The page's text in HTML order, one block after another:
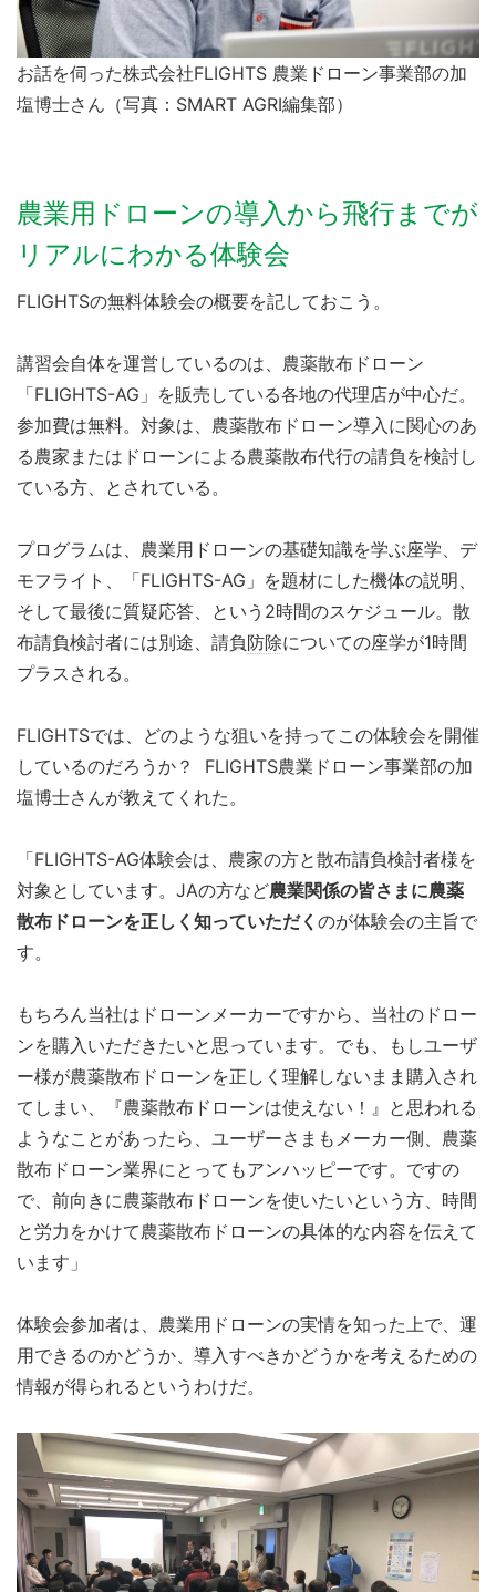
お話を伺った株式会社FLIGHTS 農業ドローン事業部の加
塩博士さん（写真：SMART AGRI編集部）
農業用ドローンの導入から飛行までが
リアルにわかる体験会
FLIGHTSの無料体験会の概要を記しておこう。
講習会自体を運営しているのは、農薬散布ドローン
「FLIGHTS-AG」を販売している各地の代理店が中心だ。
参加費は無料。対象は、農薬散布ドローン導入に関心のあ
る農家またはドローンによる農薬散布代行の請負を検討し
ている方、とされている。
プログラムは、農業用ドローンの基礎知識を学ぶ座学、デ
モフライト、「FLIGHTS-AG」を題材にした機体の説明、
そして最後に質疑応答、という2時間のスケジュール。散
布請負検討者には別途、請負防除についての座学が1時間
プラスされる。
FLIGHTSでは、どのような狙いを持ってこの体験会を開催
しているのだろうか？ FLIGHTS農業ドローン事業部の加
塩博士さんが教えてくれた。
「FLIGHTS-AG体験会は、農家の方と散布請負検討者様を
対象としています。JAの方など農業関係の皆さまに農薬
散布ドローンを正しく知っていただく のが体験会の主旨で
す。
もちろん当社はドローンメーカーですから、当社のドロー
ンを購入いただきたいと思っています。でも、もしユーザ
ー様が農薬散布ドローンを正しく理解しないまま購入され
てしまい、『農薬散布ドローンは使えない！』と思われる
ようなことがあったら、ユーザーさまもメーカー側、農薬
散布ドローン業界にとってもアンハッピーです。ですの
で、前向きに農薬散布ドローンを使いたいという方、時間
と労力をかけて農薬散布ドローンの具体的な内容を伝えて
います」
体験会参加者は、農業用ドローンの実情を知った上で、運
用できるのかどうか、導入すべきかどうかを考えるための
情報が得られるというわけだ。